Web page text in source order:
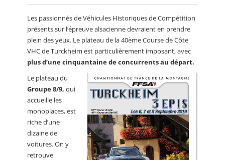
Les passionnés de Véhicules Historiques de Compétition
présents sur l‘épreuve alsacienne devraient en prendre
plein des yeux. Le plateau de la 40ème Course de Côte
VHC de Turckheim est particulièrement imposant, avec
plus d’une cinquantaine de concurrents au départ.
Le plateau du
Groupe 8/9, qui
accueille les
monoplaces, est
riche d’une
dizaine de
voitures. On y
retrouve